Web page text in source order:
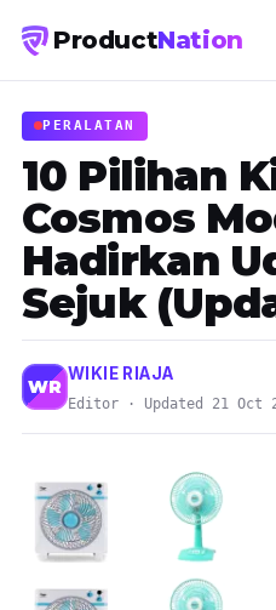
ProductNation
PERALATAN
10 Pilihan
Cosmos
Hadirkan
Sejuk
WR
WIKIE RIAJA
Editor · Updated 21 Oct